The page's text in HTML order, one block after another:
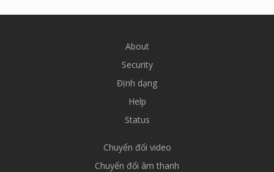
About
Security
Định dạng
Help
Status
Chuyển đổi video
Chuyển đổi âm thanh